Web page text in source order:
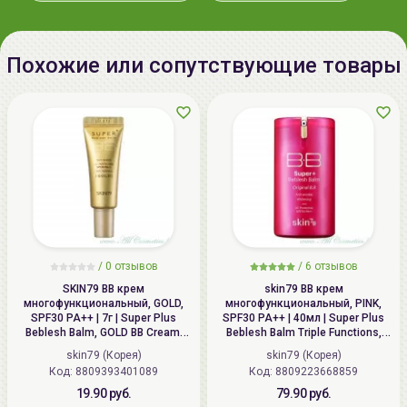
acid, hyaluronic acid, disodium edta,
производства:
смотрите на упаковке (дд мм
Срок годности:
смотрите на упаковке (дд мм
Производитель:
"Secret Skin Co., Ltd", Республика
Корея, 83-1, Nongok-ro, Namdong-
gu, Incheon, Republic of Korea
Импортер в
ИП Мигаль Наталья Петровна,
УНП 192179286, Беларусь,
220020 Минск, ул.Радужная 4/1-
136. www.allcosmetics.by, E-mail:
Похожие или сопутствующие товары
/ 0 отзывов
SKIN79 ВВ крем
многофункциональный, GOLD,
SPF30 PA++ | 7г | Super Plus
Beblesh Balm, GOLD BB Cream,
SPF30 PA++
skin79 (Корея)
Код: 8809393401089
19.90 руб.
/ 6 отзывов
skin79 ВВ крем
многофункциональный, PINK,
SPF30 PA++ | 40мл | Super Plus
Beblesh Balm Triple Functions,
PINK BB Cream, SPF30 PA++
skin79 (Корея)
Код: 8809223668859
79.90 руб.